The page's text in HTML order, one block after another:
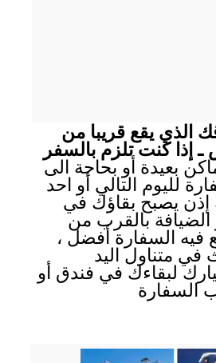
الذي يقع قريبا من
إذا كنت تلزم بالسفر
بعيدة أو بحاجة الى
لليوم التالي أو احد
إذن يصبح بقاؤك في
بالقرب من
فيه السفارة أفضل ،
في متناول اليد
لبقاءك في فندق أو
السفارة